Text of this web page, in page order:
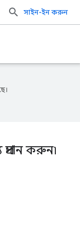
সাইন-ইন করুন
করুন৷